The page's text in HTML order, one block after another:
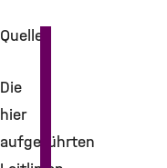
Quellen
Die
hier
aufgeführten